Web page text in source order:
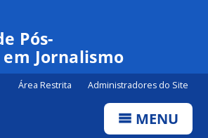
Pós-
Jornalismo
Área Restrita Administradores do Site
MENU